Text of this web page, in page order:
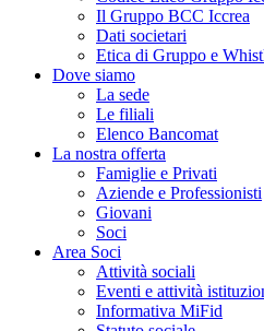
Il Gruppo BCC Iccrea
Dati societari
Etica di Gruppo e
Dove siamo
La sede
Le filiali
Elenco Bancomat
La nostra offerta
Famiglie e Privati
Aziende e Professionisti
Giovani
Soci
Area Soci
Attività sociali
Eventi e attività
Informativa MiFid